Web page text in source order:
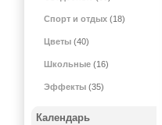
Спорт и отдых (18)
Цветы (40)
Школьные (16)
Эффекты (35)
Календарь